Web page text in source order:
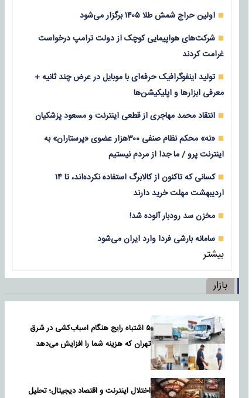
اولین حراج شمش طلا ۱۴۰۵ برگزار می‌شود
شرکت‌های هواپیمایی کوچک از دولت ترامپ درخواست
غرامت کردند
تولید اینفوگرافیک حرفه‌ای با موبایل در عرض چند ثانیه +
معرفی ابزارها و اپلیکیشن‌ها
انتقاد محمد مهاجری از قطعی اینترنت و مسعود پزشکیان
«نه» محکم نظام صنفی ۳۰۰هزار عضوی «پرستاران» به
اینترنت پرو / ما جدا از مردم نیستیم
کسانی که تاکنون از کالابرگ استفاده نکرده‌اند، تا ۱۴
اردیبهشت مهلت خرید دارند
مخزن سد رودبار آلوده شد!
سامانه بارشی فردا وارد ایران می‌شود
بیشتر
بازار
۵ اشتباه رایج هنگام اسباب‌کشی در شرق
تهران که هزینه شما را افزایش می‌دهد
اختلال اینترنت و اقتصاد دیجیتال؛ تحلیل